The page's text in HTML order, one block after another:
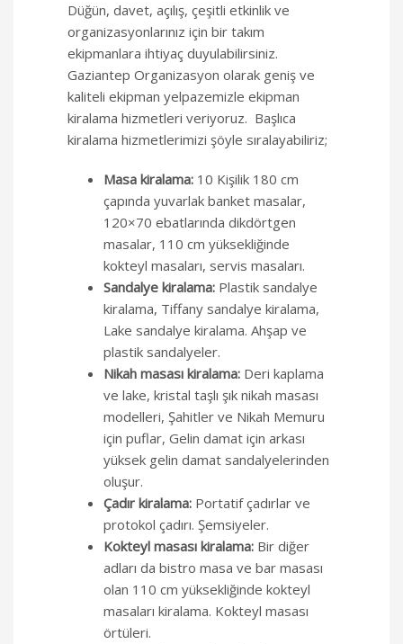
Düğün, davet, açılış, çeşitli etkinlik ve
organizasyonlarınız için bir takım
ekipmanlara ihtiyaç duyulabilirsiniz.
Gaziantep Organizasyon olarak geniş ve
kaliteli ekipman yelpazemizle ekipman
kiralama hizmetleri veriyoruz. Başlıca
kiralama hizmetlerimizi şöyle sıralayabiliriz;
Masa kiralama: 10 Kişilik 180 cm
çapında yuvarlak banket masalar,
120×70 ebatlarında dikdörtgen
masalar, 110 cm yüksekliğinde
kokteyl masaları, servis masaları.
Sandalye kiralama: Plastik sandalye
kiralama, Tiffany sandalye kiralama,
Lake sandalye kiralama. Ahşap ve
plastik sandalyeler.
Nikah masası kiralama: Deri kaplama
ve lake, kristal taşlı şık nikah masası
modelleri, Şahitler ve Nikah Memuru
için puflar, Gelin damat için arkası
yüksek gelin damat sandalyelerinden
oluşur.
Çadır kiralama: Portatif çadırlar ve
protokol çadırı. Şemsiyeler.
Kokteyl masası kiralama: Bir diğer
adları da bistro masa ve bar masası
olan 110 cm yüksekliğinde kokteyl
masaları kiralama. Kokteyl masası
örtüleri.